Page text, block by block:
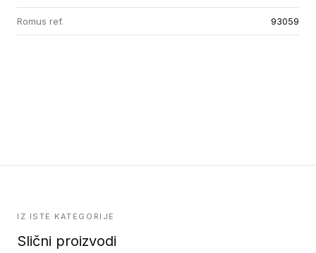
Romus ref. 93059
IZ ISTE KATEGORIJE
Slični proizvodi